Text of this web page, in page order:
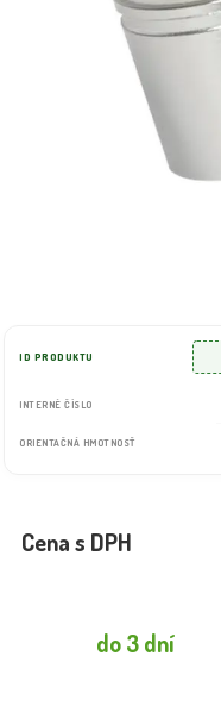
ID PRODUKTU
INTERNÉ ČÍSLO
ORIENTAČNÁ HMOTNOSŤ
Cena s DPH
do 3 dní